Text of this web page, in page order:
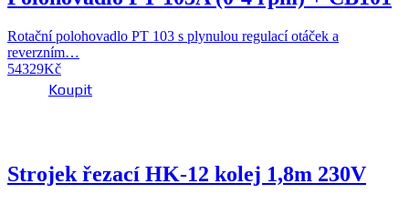
Rotační polohovadlo PT 103 s plynulou regulací otáček a
reverzním…
54329Kč
Koupit
Strojek řezací HK-12 kolej 1,8m 230V